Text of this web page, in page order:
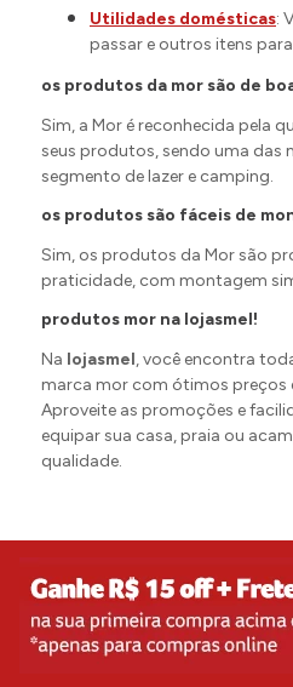
Utilidades domésticas:
passar e outros itens
os produtos da mor são de
Sim, a Mor é reconhecida pela
seus produtos, sendo uma das
segmento de lazer e camping.
os produtos são fáceis de
Sim, os produtos da Mor são
praticidade, com montagem
produtos mor na lojasmel!
Na lojasmel, você encontra
marca mor com ótimos preços
Aproveite as promoções e
equipar sua casa, praia ou
qualidade.